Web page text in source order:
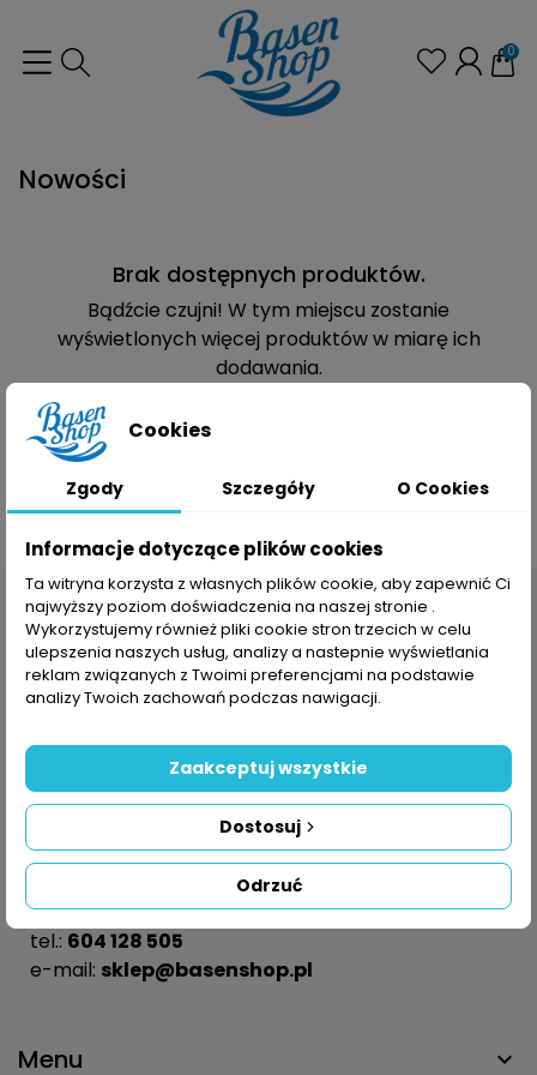
0
Nowości
Brak dostępnych produktów.
Bądźcie czujni! W tym miejscu zostanie
wyświetlonych więcej produktów w miarę ich
dodawania.
ul. Pabianicka 80 C
95-070 Aleksandrów Łódzki
Polska
tel.: 604 128 505
e-mail: sklep@basenshop.pl
Menu
Cookies
Zgody Szczegóły O Cookies
Informacje dotyczące plików cookies
Ta witryna korzysta z własnych plików cookie, aby zapewnić Ci
najwyższy poziom doświadczenia na naszej stronie .
Wykorzystujemy również pliki cookie stron trzecich w celu
ulepszenia naszych usług, analizy a nastepnie wyświetlania
reklam związanych z Twoimi preferencjami na podstawie
analizy Twoich zachowań podczas nawigacji.
Odrzuć
Dostosuj
Zaakceptuj wszystkie